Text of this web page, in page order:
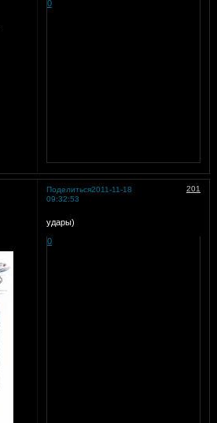
0
Поделиться 201
2011-11-18
09:32:53
удары)
0